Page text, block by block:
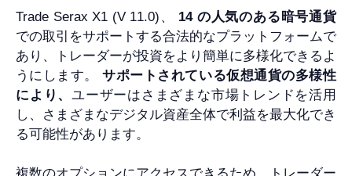
Trade Serax X1 (V 11.0)、 14 の人気のある暗号通貨
での取引をサポートする合法的なプラットフォームで
あり、トレーダーが投資をより簡単に多様化できるよ
うにします。 サポートされている仮想通貨の多様性
により、 ユーザーはさまざまな市場トレンドを活用
し、さまざまなデジタル資産全体で利益を最大化でき
る可能性があります。